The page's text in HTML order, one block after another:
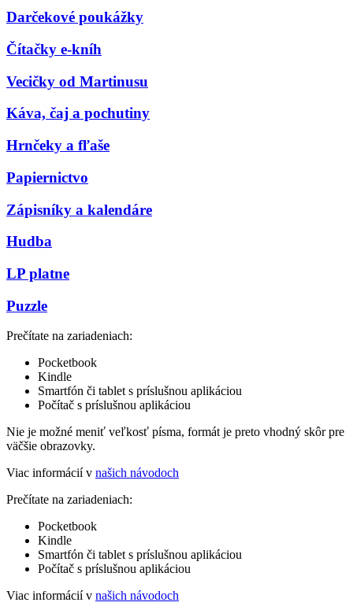
Darčekové poukážky
Čítačky e-kníh
Vecičky od Martinusu
Káva, čaj a pochutiny
Hrnčeky a fľaše
Papiernictvo
Zápisníky a kalendáre
Hudba
LP platne
Puzzle
Prečítate na zariadeniach:
Pocketbook
Kindle
Smartfón či tablet s príslušnou aplikáciou
Počítač s príslušnou aplikáciou
Nie je možné meniť veľkosť písma, formát je preto vhodný skôr pre
väčšie obrazovky.
Viac informácií v našich návodoch
Prečítate na zariadeniach:
Pocketbook
Kindle
Smartfón či tablet s príslušnou aplikáciou
Počítač s príslušnou aplikáciou
Viac informácií v našich návodoch